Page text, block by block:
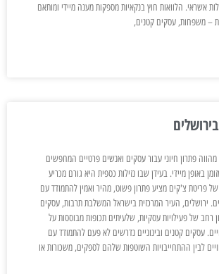
אשראי. הלוואות חוץ בנקאיות מספקות מענה מיידי ומותאם
– משפחות, עסקים קטנים,
פתרון חיוני עבור עסקים ואנשים פרטיים המחפשים
באופן מיידי. בעידן שבו נזילות כספית היא גורם מכריע
של פריטת צ'קים מציע פתרון פשוט, מהיר ואמין להתמודד עם
ירושלים, העיר המרכזית בישראל המשלבת תרבות, עסקים
רחב של פעילויות עסקיות, שלעיתים תכופות מבוססות על
עסקים קטנים ובינוניים נדרשים לא פעם להתמודד עם
לבין ההתחייבויות השוטפות שלהם לספקים, משכורות או